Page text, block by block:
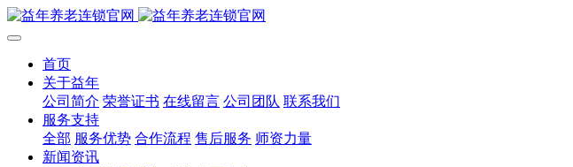
首页
关于益年
公司简介 荣誉证书 在线留言 公司团队 联系我们
服务支持
全部 服务优势 合作流程 售后服务 师资力量
新闻资讯